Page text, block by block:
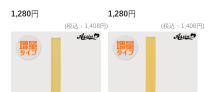
キー NMLK-124
1,280円
(税込：1,408円)
ーミルク NMP-49
1,280円
(税込：1,408円)